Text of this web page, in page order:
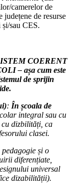
camerelor de
județene de resurse
sau CES.
COERENT
– așa cum este
de sprijin
: În școala de
integral sau cu
dizbilități, ca
clasei.
pedagogie și o
diferențiate,
universal
dizabilității).